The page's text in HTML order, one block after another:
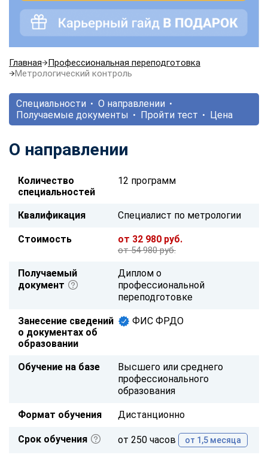
Главная
Профессиональная переподготовка
Метрологический контроль
Специальности
О направлении
Получаемые документы
Пройти тест Цена
О направлении
Количество
специальностей
12 программ
Квалификация Специалист по метрологии
Стоимость от 32 980 руб.
от 54 980 руб.
Получаемый
документ
Диплом о
профессиональной
переподготовке
Занесение сведений
о документах об
образовании
ФИС ФРДО
Обучение на базе
Высшего или среднего
профессионального
образования
Формат обучения Дистанционно
Срок обучения от 250 часов от 1,5 месяца